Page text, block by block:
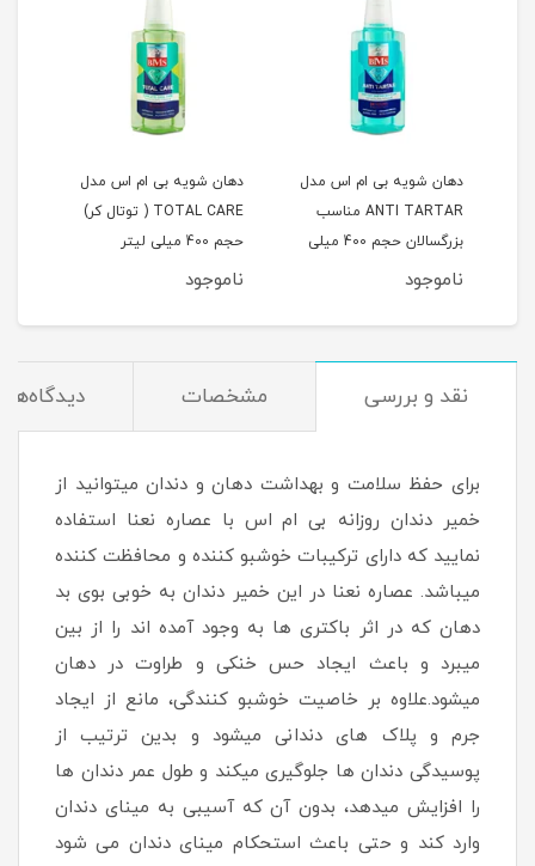
دهان شویه بی ام اس مدل
ANTI TARTAR مناسب
بزرگسالان حجم 400 میلی
لیتر
ناموجود
دهان شویه بی ام اس مدل
TOTAL CARE ( توتال كر)
حجم 400 میلی لیتر
ناموجود
نقد و بررسی مشخصات دیدگاه‌ها
برای حفظ سلامت و بهداشت دهان و دندان میتوانید از
خمیر دندان روزانه بی ام اس با عصاره نعنا استفاده
نمایید که دارای ترکیبات خوشبو کننده و محافظت کننده
میباشد. عصاره نعنا در این خمیر دندان به خوبی بوی بد
دهان که در اثر باکتری ها به وجود آمده اند را از بین
میبرد و باعث ایجاد حس خنکی و طراوت در دهان
میشود.علاوه بر خاصیت خوشبو کنندگی، مانع از ایجاد
جرم و پلاک های دندانی میشود و بدین ترتیب از
پوسیدگی دندان ها جلوگیری میکند و طول عمر دندان ها
را افزایش میدهد، بدون آن که آسیبی به مینای دندان
وارد کند و حتی باعث استحکام مینای دندان می شود